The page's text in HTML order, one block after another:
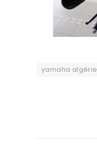
yamaha algérie